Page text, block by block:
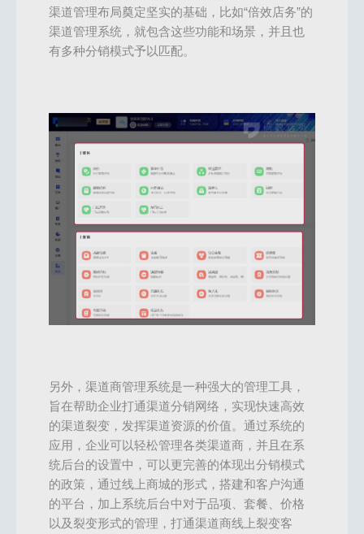
渠道管理布局奠定坚实的基础，比如“倍效店务”的
渠道管理系统，就包含这些功能和场景，并且也
有多种分销模式予以匹配。
另外，渠道商管理系统是一种强大的管理工具，
旨在帮助企业打通渠道分销网络，实现快速高效
的渠道裂变，发挥渠道资源的价值。通过系统的
应用，企业可以轻松管理各类渠道商，并且在系
统后台的设置中，可以更完善的体现出分销模式
的政策，通过线上商城的形式，搭建和客户沟通
的平台，加上系统后台中对于品项、套餐、价格
以及裂变形式的管理，打通渠道商线上裂变客